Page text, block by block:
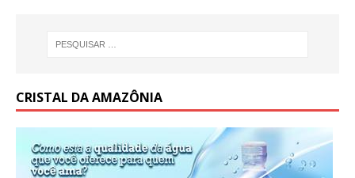
CRISTAL DA AMAZÔNIA